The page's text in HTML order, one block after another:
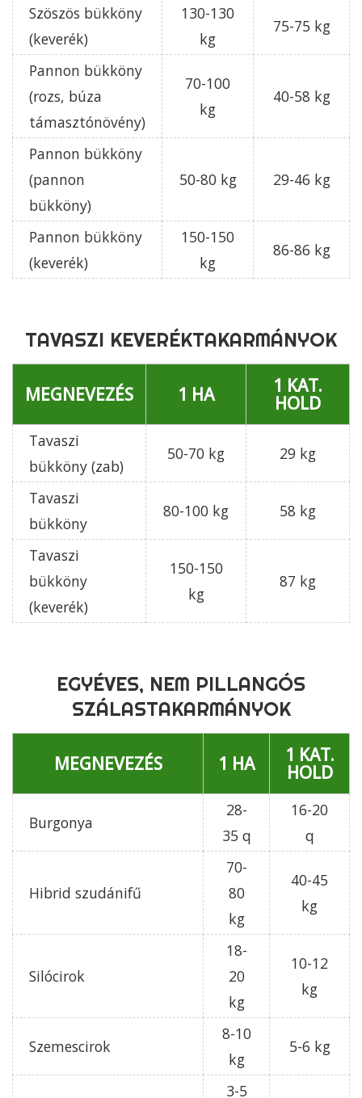
Szöszös bükköny
(keverék)
130-130
kg
75-75 kg
Pannon bükköny
(rozs, búza
támasztónövény)
70-100
kg
40-58 kg
Pannon bükköny
(pannon
bükköny)
50-80 kg 29-46 kg
Pannon bükköny
(keverék)
150-150
kg
86-86 kg
TAVASZI KEVERÉKTAKARMÁNYOK
MEGNEVEZÉS 1 HA 1 KAT.
HOLD
Tavaszi
bükköny (zab)
50-70 kg 29 kg
Tavaszi
bükköny
80-100 kg 58 kg
Tavaszi
bükköny
(keverék)
150-150
kg
87 kg
EGYÉVES, NEM PILLANGÓS
SZÁLASTAKARMÁNYOK
MEGNEVEZÉS 1 HA 1 KAT.
HOLD
Burgonya
28-
35 q
16-20
q
Hibrid szudánifű
70-
80
kg
40-45
kg
Silócirok
18-
20
kg
10-12
kg
Szemescirok
8-10
kg
5-6 kg
3-5